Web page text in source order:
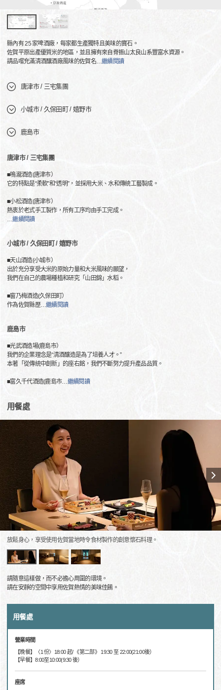
縣內有 25 家啤酒廠，每家都生產獨特且美味的寶石。
佐賀平原出產優質米的地區，並且擁有來自脊振山太良山系豐富水資源。
請品嚐充滿清酒釀酒廠風味的佐賀名…繼續閱讀
唐津市 / 三宅集團
小城市 / 久保田町 / 嬉野市
鹿島市
唐津市 / 三宅集團
■鳴瀧酒造(唐津市）
它的特點是“柔軟”和“透明”，並採用大米、水和傳統工藝製成。
■小松酒造(唐津市）
熱衷於老式手工製作，所有工序均由手工完成。
…繼續閱讀
小城市 / 久保田町 / 嬉野市
■天山酒造(小城市）
出於充分享受大米的原始力量和大米風味的願望，
我們在自己的農場種植和研究「山田錦」水稻。
■窗乃梅酒造(久保田町）
作為佐賀縣歷…繼續閱讀
鹿島市
■光武酒造場(鹿島市）
我們的企業理念是“清酒釀造是為了培養人才。”
本著「從傳統中創新」的座右銘，我們不斷努力提升產品品質。
■富久千代酒造(鹿島市…繼續閱讀
用餐處
放鬆身心，享受使用佐賀當地時令食材製作的創意懷石料理。
請隨意這樣做，而不必擔心周圍的環境。
請在安靜的空間中享用佐賀熱情的美味佳餚。
用餐處
營業時間
【晚餐】〈1 份〉18:00 起/ 《第二部》 19:30 至 22:00(21:00後）
【早餐】8:00至10:00(9:30 後）
座席